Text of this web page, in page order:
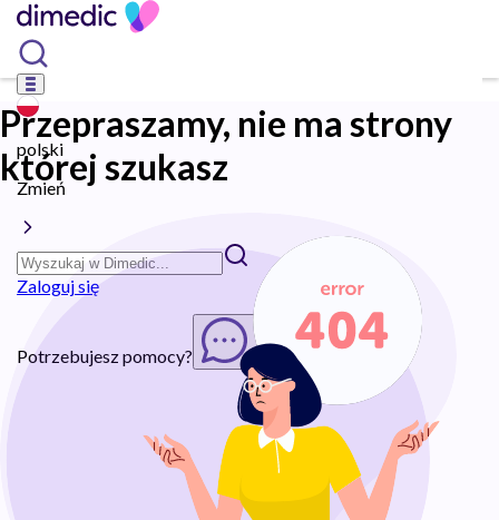
polski
Zmień
Zaloguj się
Potrzebujesz pomocy? Rozpocznij chat
Przepraszamy, nie ma strony
której szukasz